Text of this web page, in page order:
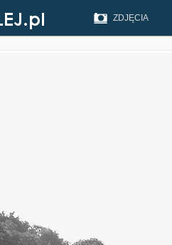
ZDJĘCIA